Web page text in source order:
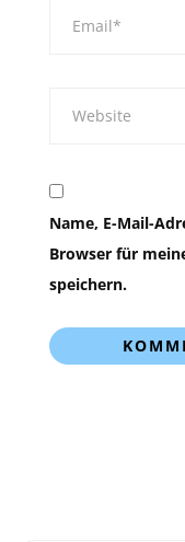
Name, E-Mail-
Browser für
speichern.